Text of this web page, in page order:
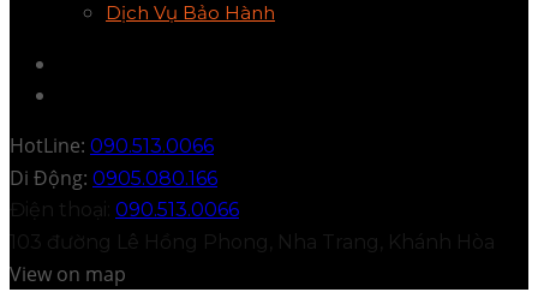
Dịch Vụ Bảo Hành
HotLine: 090.513.0066
Di Động: 0905.080.166
Điện thoại: 090.513.0066
103 đường Lê Hồng Phong, Nha Trang, Khánh Hòa
View on map